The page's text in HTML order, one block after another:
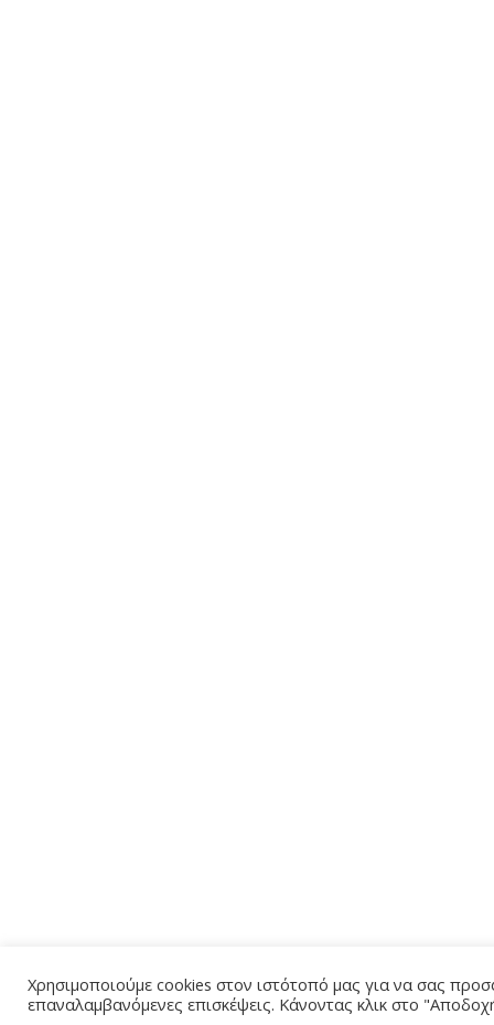
Χρησιμοποιούμε cookies στον ιστότοπό μας για να σας
επαναλαμβανόμενες επισκέψεις. Κάνοντας κλικ στο